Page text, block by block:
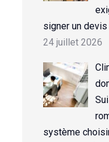
signer un devis
24 juillet 2026
système